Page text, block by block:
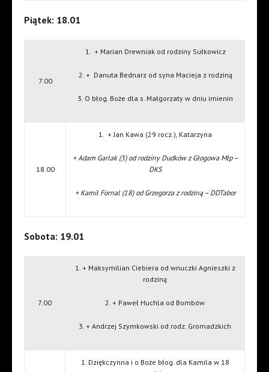
Piątek: 18.01
7.00
1. + Marian Drewniak od rodziny Sułkowicz
2. + Danuta Bednarz od syna Macieja z rodziną
3. O błog. Boże dla s. Małgorzaty w dniu imienin
18.00
1. + Jan Kawa (29 rocz.), Katarzyna
+ Adam Garlak (3) od rodziny Dudków z Głogowa Młp –
DKS
+ Kamil Fornal (18) od Grzegorza z rodziną – DDTabor
Sobota: 19.01
7.00
1. + Maksymilian Ciebiera od wnuczki Agnieszki z
rodziną
2. + Paweł Huchla od Bombów
3. + Andrzej Szymkowski od rodz. Gromadzkich
1. Dziękczynna i o Boże błog. dla Kamila w 18